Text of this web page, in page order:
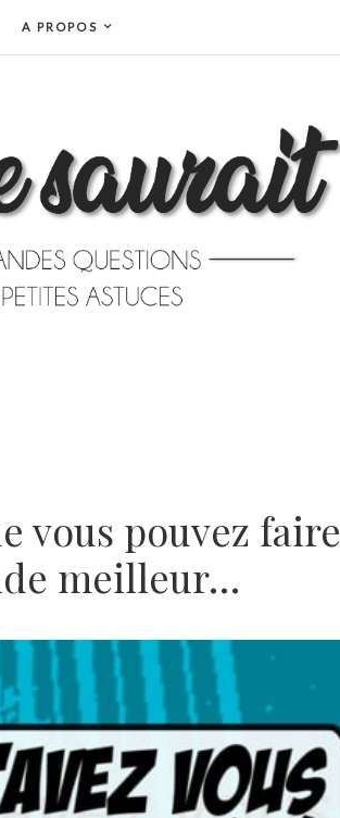
A PROPOS
vous pouvez faire
meilleur…